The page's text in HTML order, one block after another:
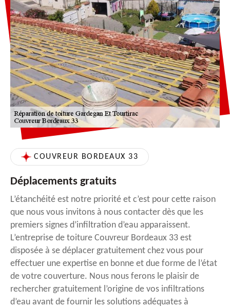
COUVREUR BORDEAUX 33
Déplacements gratuits
L’étanchéité est notre priorité et c’est pour cette raison
que nous vous invitons à nous contacter dès que les
premiers signes d’infiltration d’eau apparaissent.
L’entreprise de toiture Couvreur Bordeaux 33 est
disposée à se déplacer gratuitement chez vous pour
effectuer une expertise en bonne et due forme de l’état
de votre couverture. Nous nous ferons le plaisir de
rechercher gratuitement l’origine de vos infiltrations
d’eau avant de fournir les solutions adéquates à